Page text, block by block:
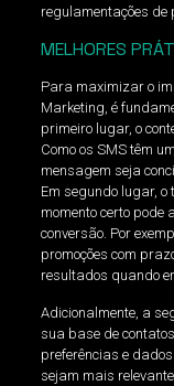
regulamentações de
MELHORES
Para maximizar o
Marketing, é
primeiro lugar, o
Como os SMS têm
mensagem seja
Em segundo lugar,
momento certo
conversão. Por
promoções com
resultados quando
Adicionalmente, a
sua base de
preferências e
sejam mais